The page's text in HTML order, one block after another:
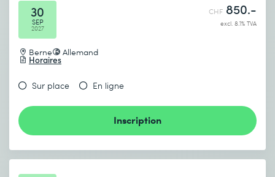
30
SEP
2027
Berne Allemand
Horaires
CHF 850.-
excl. 8.1% TVA
Sur place En ligne
Inscription